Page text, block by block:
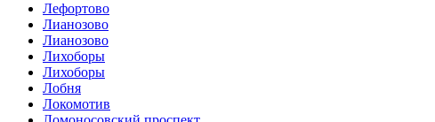
Лефортово
Лианозово
Лианозово
Лихоборы
Лихоборы
Лобня
Локомотив